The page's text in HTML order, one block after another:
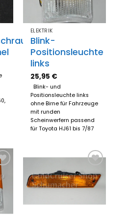
ELEKTRIK
Blink-
Positionsleuchte
links
25,95 €
Blink- und
Positionsleuchte links
ohne Birne für Fahrzeuge
mit runden
Scheinwerfern passend
für Toyota HJ61 bis 7/87
Zum
Merkzettel
hinzufügen